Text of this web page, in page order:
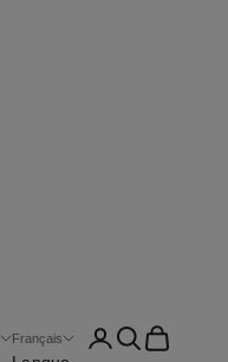
Français Connexion
Recherche
Panier